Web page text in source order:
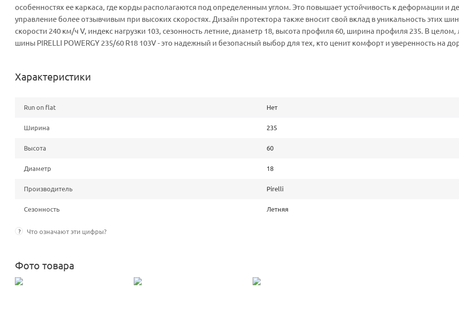
особенностях ее каркаса, где корды располагаются под определенным углом. Это повышает устойчивость к деформации и
управление более отзывчивым при высоких скоростях. Дизайн протектора также вносит свой вклад в уникальность этих
скорости 240 км/ч V, индекс нагрузки 103, сезонность летние, диаметр 18, высота профиля 60, ширина профиля 235. В целом,
шины PIRELLI POWERGY 235/60 R18 103V - это надежный и безопасный выбор для тех, кто ценит комфорт и уверенность на
Характеристики
Run on flat Нет
Ширина 235
Высота 60
Диаметр 18
Производитель Pirelli
Сезонность Летняя
? Что означают эти цифры?
Фото товара